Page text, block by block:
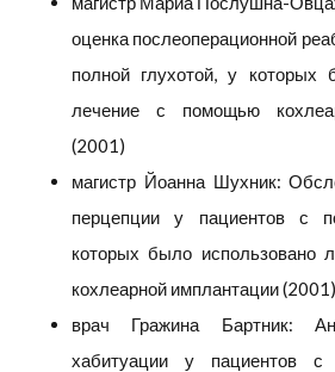
оценка послеоперационной
полной глухотой, у которых
лечение с помощью
(2001)
магистр Йоанна Шухник:
перцепции у пациентов с
которых было использовано
кохлеарной имплантации (2001)
врач Гражина Бартник:
хабитуации у пациентов